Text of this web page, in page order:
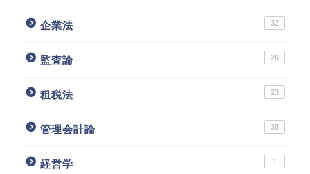
企業法 32
監査論 26
租税法 23
管理会計論 38
経営学 1